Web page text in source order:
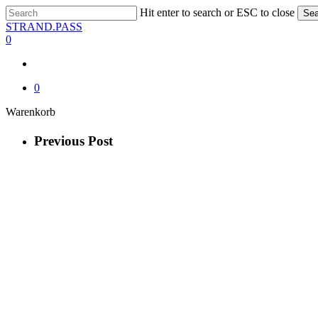
Skip
to
main
Hit enter to search or ESC to close
Close
Search
STRAND.PASS
0
0
WarenkorbClose
Previous Post